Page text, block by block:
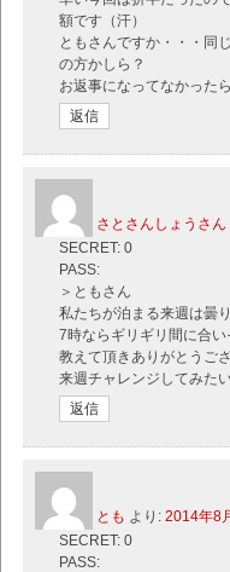
額です（汗）
ともさんですか・・・同
の方かしら？
お返事になってなかった
返信
さとさんしょうさん
SECRET: 0
PASS:
＞ともさん
私たちが泊まる来週は曇
7時ならギリギリ間に合い
教えて頂きありがとうご
来週チャレンジしてみた
返信
とも より: 2014年8
SECRET: 0
PASS: